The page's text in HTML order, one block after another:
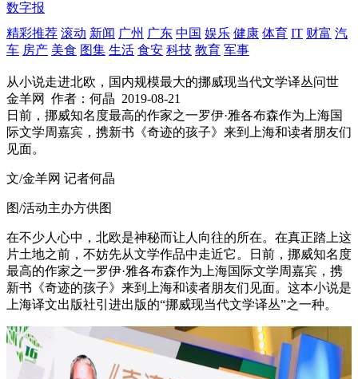
数字报
精彩推荐 滚动 新闻 广州 广东 中国 娱乐 健康 体育 IT 财富 汽
车 房产 美食 图集 生活 食安 科技 教育 军事
从小说走进北欧，国内规模最大的挪威现当代文学译丛问世
金羊网
作者：何晶 2019-08-21
日前，挪威知名度最高的作家之一罗伊·雅各布森作为上海国
际文学周嘉宾，携新书《奇迹的孩子》来到上海和读者朋友们
见面。
文/金羊网 记者何晶
图/活动主办方供图
在不少人心中，北欧是神秘而让人向往的所在。在真正踏上这
片土地之前，不妨先从文学作品中走近它。日前，挪威知名度
最高的作家之一罗伊·雅各布森作为上海国际文学周嘉宾，携
新书《奇迹的孩子》来到上海和读者朋友们见面。这本小说是
上海译文出版社引进出版的“挪威现当代文学译丛”之一种。